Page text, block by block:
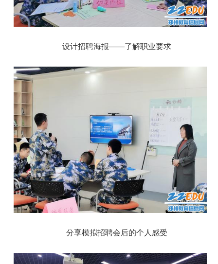
设计招聘海报——了解职业要求
分享模拟招聘会后的个人感受